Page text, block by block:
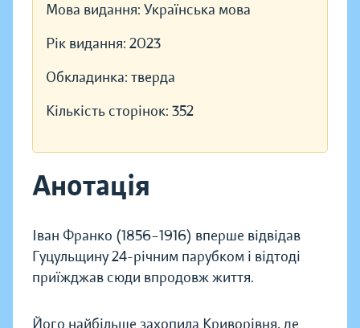
Мова видання: Українська мова
Рік видання: 2023
Обкладинка: тверда
Кількість сторінок: 352
Анотація
Іван Франко (1856–1916) вперше відвідав
Гуцульщину 24-річним парубком і відтоді
приїжджав сюди впродовж життя.
Його найбільше захопила Криворівня, де